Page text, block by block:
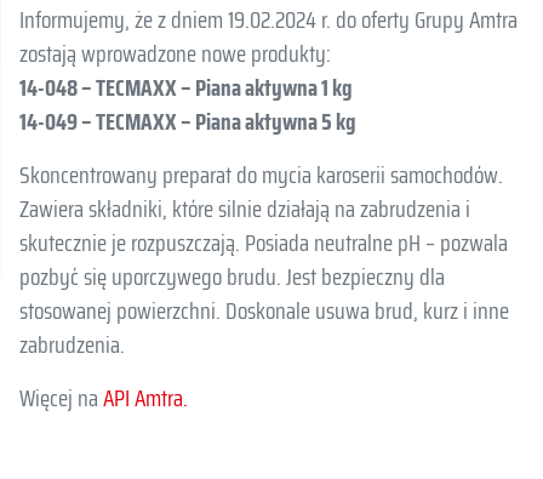
Informujemy, że z dniem 19.02.2024 r. do oferty Grupy Amtra
zostają wprowadzone nowe produkty:
14-048 – TECMAXX – Piana aktywna 1 kg
14-049 – TECMAXX – Piana aktywna 5 kg
Skoncentrowany preparat do mycia karoserii samochodów.
Zawiera składniki, które silnie działają na zabrudzenia i
skutecznie je rozpuszczają. Posiada neutralne pH – pozwala
pozbyć się uporczywego brudu. Jest bezpieczny dla
stosowanej powierzchni. Doskonale usuwa brud, kurz i inne
zabrudzenia.
Więcej naAPI Amtra.